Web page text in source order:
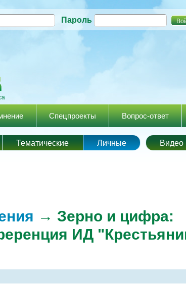
Перейти к
содержанию
Пароль
Спецпроекты Вопрос-ответ
Тематические Личные Видео
→ Зерно и цифра:
ИД